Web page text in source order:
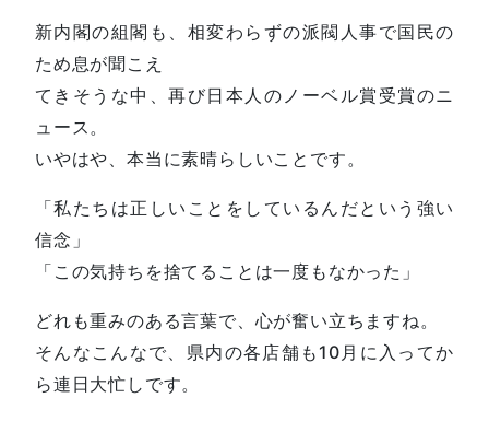
新内閣の組閣も、相変わらずの派閥人事で国民の
ため息が聞こえ
てきそうな中、再び日本人のノーベル賞受賞のニ
ュース。
いやはや、本当に素晴らしいことです。
「私たちは正しいことをしているんだという強い
信念」
「この気持ちを捨てることは一度もなかった」
どれも重みのある言葉で、心が奮い立ちますね。
そんなこんなで、県内の各店舗も10月に入ってか
ら連日大忙しです。